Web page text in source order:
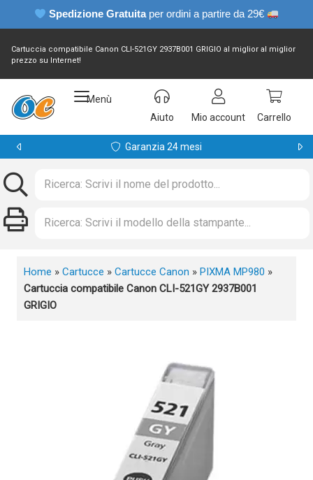
Spedizione Gratuita per ordini a partire da 29€
Cartuccia compatibile Canon CLI-521GY 2937B001 GRIGIO al miglior al miglior
prezzo su Internet!
Menù
Aiuto
Mio account Carrello
Garanzia 24 mesi
Home » Cartucce » Cartucce Canon » PIXMA MP980 »
Cartuccia compatibile Canon CLI-521GY 2937B001
GRIGIO